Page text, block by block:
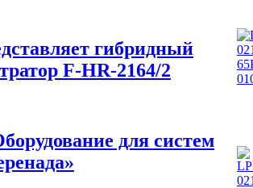
гибридный
F-HR-2164/2
для систем